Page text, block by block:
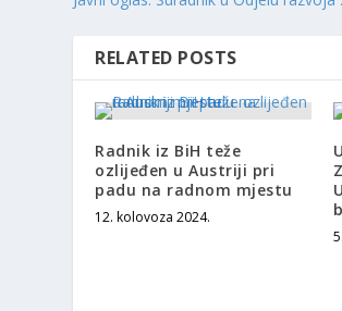
RELATED POSTS
Radnik iz BiH teže
ozlijeđen u Austriji pri
padu na radnom mjestu
12. kolovoza 2024.